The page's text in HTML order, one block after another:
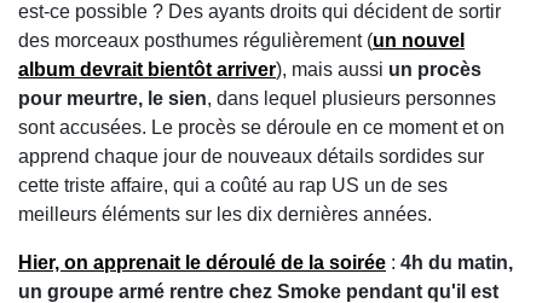
est-ce possible ? Des ayants droits qui décident de sortir
des morceaux posthumes régulièrement (un nouvel
album devrait bientôt arriver), mais aussi un procès
pour meurtre, le sien, dans lequel plusieurs personnes
sont accusées. Le procès se déroule en ce moment et on
apprend chaque jour de nouveaux détails sordides sur
cette triste affaire, qui a coûté au rap US un de ses
meilleurs éléments sur les dix dernières années.
Hier, on apprenait le déroulé de la soirée : 4h du matin,
un groupe armé rentre chez Smoke pendant qu'il est